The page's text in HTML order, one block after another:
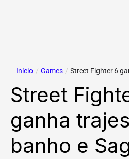
Início / Games / Street Fighter 6
Street
ganha
banho e